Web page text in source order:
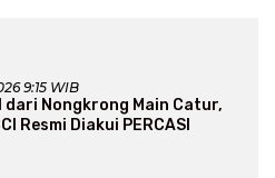
9:15 WIB
dari Nongkrong Main Catur,
Resmi Diakui PERCASI